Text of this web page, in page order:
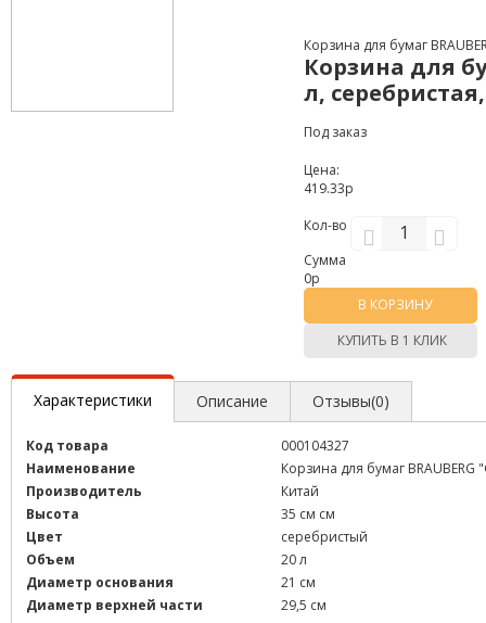
Корзина для бумаг
Корзина для
л, серебристая,
Под заказ
Цена:
419.33р
Кол-во
Сумма
0р
В КОРЗИНУ
КУПИТЬ В 1 КЛИК
Характеристики Описание Отзывы(0)
Код товара
000104327
Наименование
Корзина для бумаг
Производитель
Китай
Высота
35 см см
Цвет
серебристый
Объем
20 л
Диаметр основания
21 см
Диаметр верхней части
29,5 см